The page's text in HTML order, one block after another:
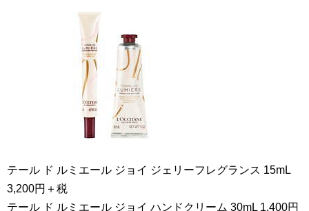
テール ド ルミエール ジョイ ジェリーフレグランス 15mL
3,200円＋税
テール ド ルミエール ジョイ ハンドクリーム 30mL 1,400円